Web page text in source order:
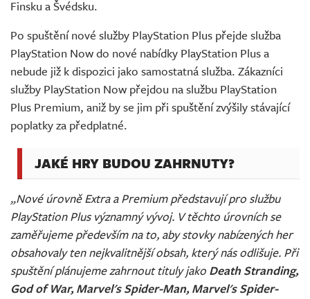
Finsku a Švédsku.
Po spuštění nové služby PlayStation Plus přejde služba
PlayStation Now do nové nabídky PlayStation Plus a
nebude již k dispozici jako samostatná služba. Zákazníci
služby PlayStation Now přejdou na službu PlayStation
Plus Premium, aniž by se jim při spuštění zvýšily stávající
poplatky za předplatné.
JAKÉ HRY BUDOU ZAHRNUTY?
„Nové úrovně Extra a Premium představují pro službu
PlayStation Plus významný vývoj. V těchto úrovních se
zaměřujeme především na to, aby stovky nabízených her
obsahovaly ten nejkvalitnější obsah, který nás odlišuje. Při
spuštění plánujeme zahrnout tituly jako Death Stranding,
God of War, Marvel's Spider-Man, Marvel's Spider-